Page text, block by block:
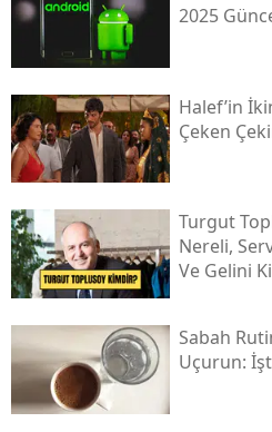
2025
Halef’in
Çeken
Turgut
Nereli,
Ve Gelini
Sabah
Uçurun: